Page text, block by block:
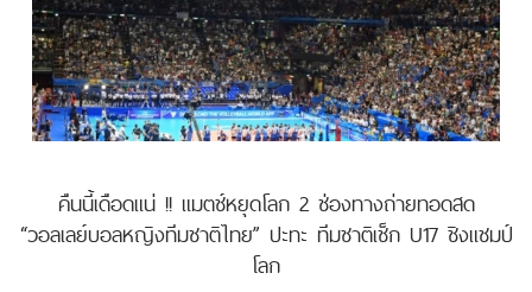
คืนนี้เดือดแน่ !! แมตช์หยุดโลก 2 ช่องทางถ่ายทอดสด
“วอลเลย์บอลหญิงทีมชาติไทย” ปะทะ ทีมชาติเช็ก U17 ชิงแชมป์
โลก